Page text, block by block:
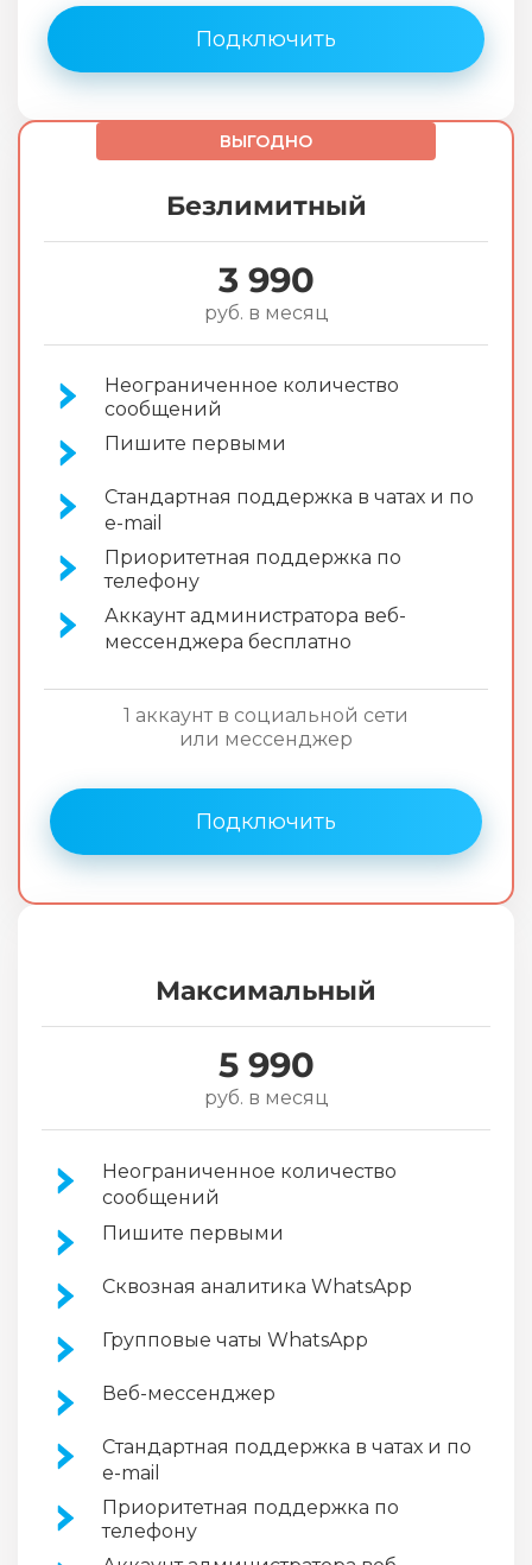
Подключить
ВЫГОДНО
Безлимитный
3 990
руб. в месяц
Неограниченное количество
сообщений
Пишите первыми
Стандартная поддержка в чатах и по
e-mail
Приоритетная поддержка по
телефону
Аккаунт администратора веб-
мессенджера бесплатно
1 аккаунт в социальной сети
или мессенджер
Подключить
Максимальный
5 990
руб. в месяц
Неограниченное количество
сообщений
Пишите первыми
Сквозная аналитика WhatsApp
Групповые чаты WhatsApp
Веб-мессенджер
Стандартная поддержка в чатах и по
e-mail
Приоритетная поддержка по
телефону